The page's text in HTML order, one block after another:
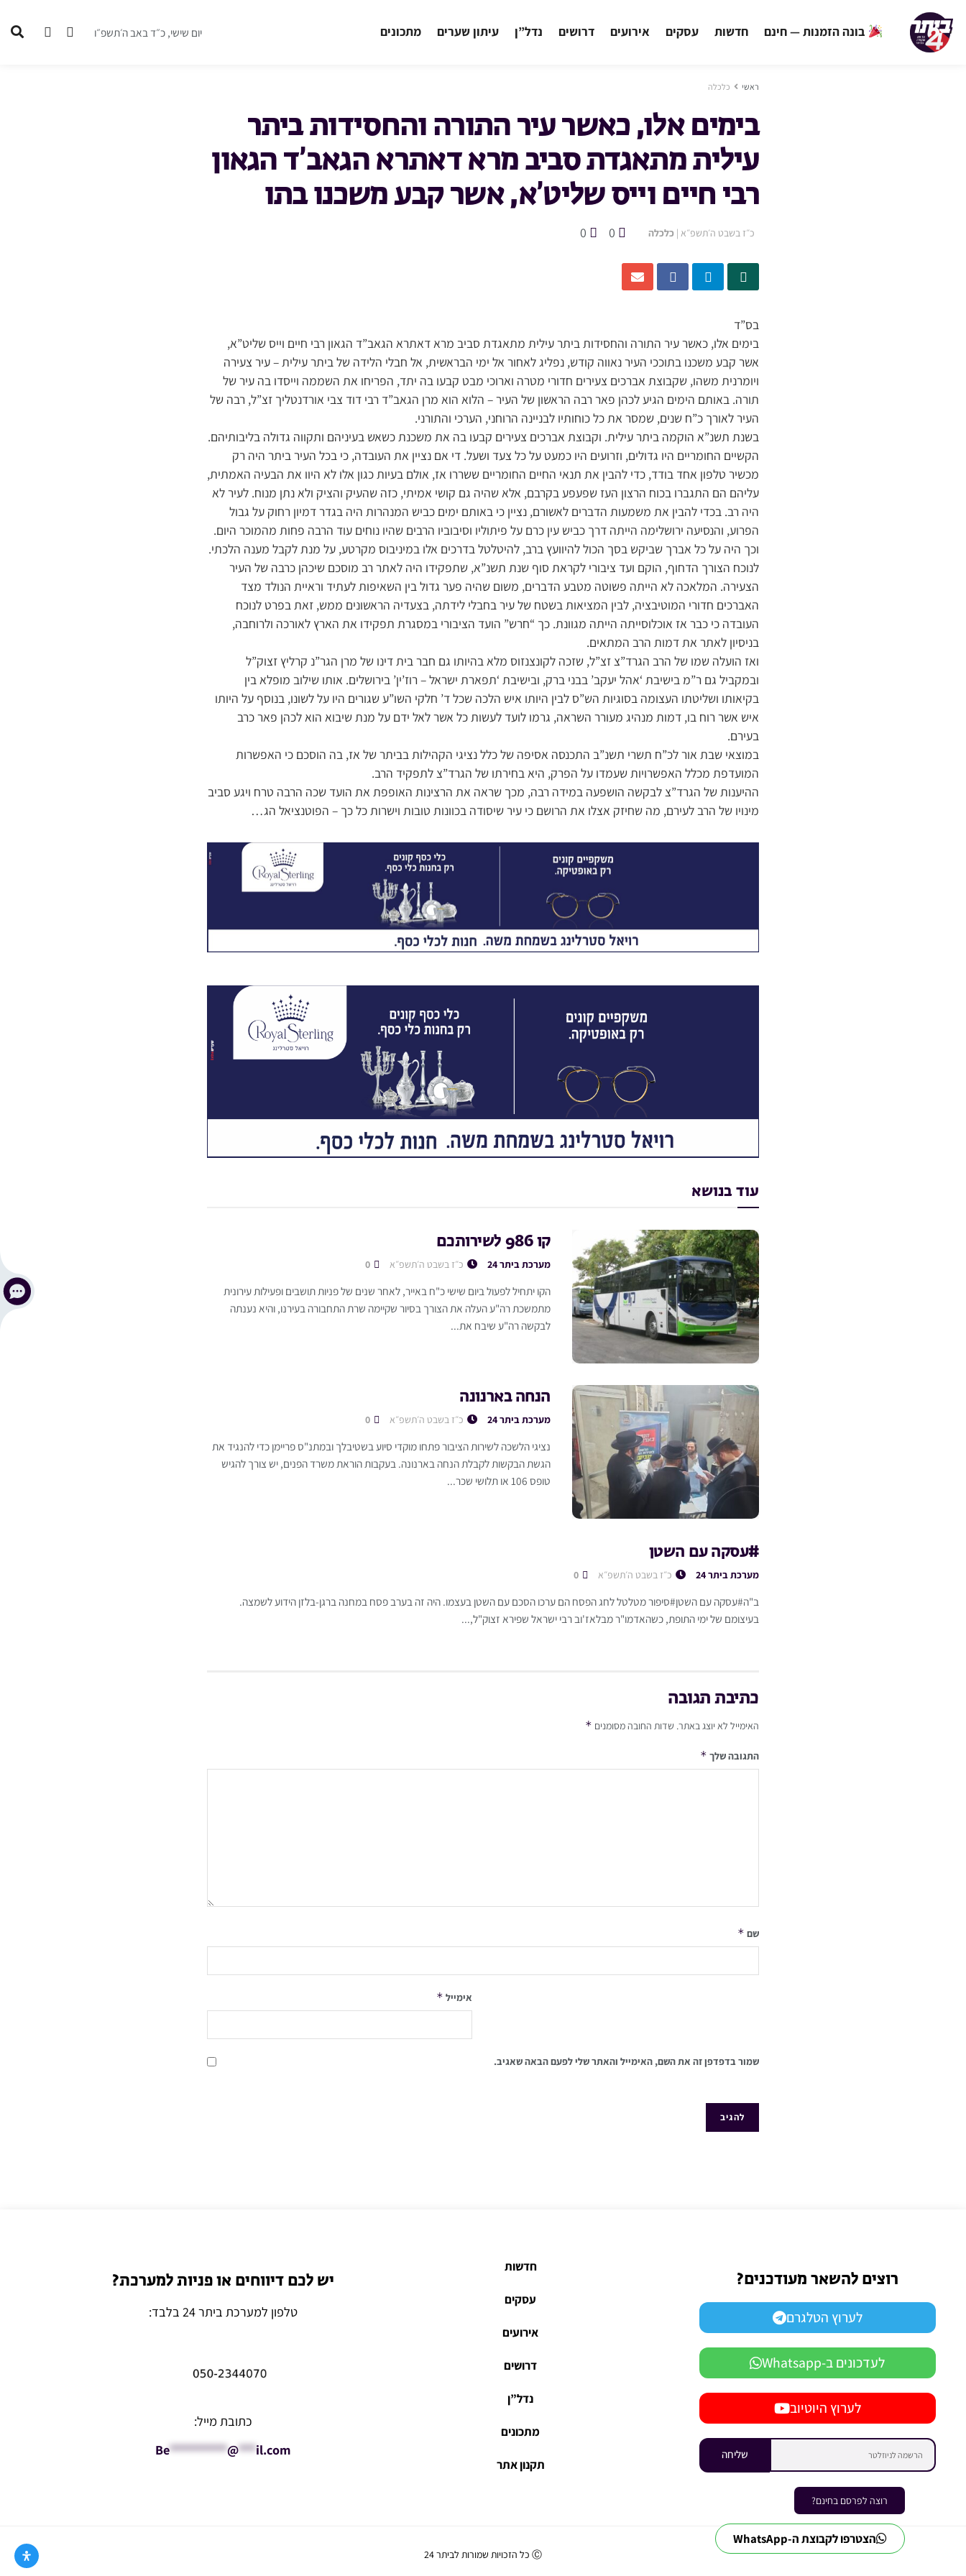
בונה הזמנות — חינם חדשות עסקים אירועים דרושים נדל”ן עיתון שערים מתכונים יום שישי, כ״ד באב ה׳תשפ״ו
ראשי כלכלה
בימים אלו, כאשר עיר התורה והחסידות ביתר
עילית מתאגדת סביב מרא דאתרא הגאב’ד הגאון
רבי חיים וייס שליט’א, אשר קבע משכנו בתו
כ״ז בשבט ה׳תשפ״א | כלכלה 0
0
בס”ד
בימים אלו, כאשר עיר התורה והחסידות ביתר עילית מתאגדת סביב מרא דאתרא הגאב”ד הגאון רבי חיים וייס שליט”א,
אשר קבע משכנו בתוככי העיר נאווה קודש, נפליג לאחור אל ימי הבראשית, אל חבלי הלידה של ביתר עילית – עיר צעירה
ויומרנית משהו, שקבוצת אברכים צעירים חדורי מטרה וארוכי מבט קבעו בה יתד, הפריחו את השממה וייסדו בה עיר של
תורה. באותם הימים הגיע לכהן פאר רבה הראשון של העיר – הלוא הוא מרן הגאב”ד רבי דוד צבי אורדנטליך זצ”ל, רבה של
העיר לאורך כ”ח שנים, שמסר את כל כוחותיו לבניינה הרוחני, הערכי והתורני.
בשנת תשנ”א הוקמה ביתר עילית. וקבוצת אברכים צעירים קבעו בה את משכנת כשאש בעיניהם ותקווה גדולה בליבותיהם.
הקשיים החומריים היו גדולים, וזרועים היו כמעט על כל צעד ושעל. די אם נציין את העובדה, כי בכל העיר ביתר היה רק
מכשיר טלפון אחד בודד, כדי להבין את תנאי החיים החומריים ששררו אז, אולם בעיות כגון אלו לא היוו את הבעיה האמתית,
עליהם הם התגברו בכוח הרצון העז שפעפע בקרבם, אלא שהיה גם קושי אמיתי, כזה שהעיק והציק ולא נתן מנוח. לעיר לא
היה רב. בכדי להבין את משמעות הדברים לאשורם, נציין כי באותם ימים כביש המנהרות היה בגדר דמיון רחוק על גבול
הפרוע, והנסיעה ירושלימה הייתה דרך כביש עין כרם על פיתוליו וסיבוביו הרבים שהיו נוחים עוד הרבה פחות מהמוכר היום.
וכך היה על כל אברך שביקש בסך הכול להיוועץ ברב, להיטלטל בדרכים אלו במיניבוס מקרטע, על מנת לקבל מענה הלכתי.
לנוכח הצורך הדחוף, הוקם ועד ציבורי לקראת סוף שנת תשנ”א, שתפקידו היה לאתר רב מוסכם שיכהן כרבה של העיר
הצעירה. המלאכה לא הייתה פשוטה מטבע הדברים, משום שהיה פער גדול בין השאיפות לעתיד וראיית הנולד מצד
האברכים חדורי המוטיבציה, לבין המציאות בשטח של עיר בחבלי לידתה, בצעדיה הראשונים ממש, זאת בפרט לנוכח
העובדה כי כבר אז אוכלוסייתה הייתה מגוונת. כך “חרש” הועד הציבורי במסגרת תפקידו את הארץ לאורכה ולרוחבה,
בניסיון לאתר את דמות הרב המתאים.
ואז הועלה שמו של הרב הגרד”צ זצ”ל, שזכה לקונצנזוס מלא בהיותו גם חבר בית דינו של מרן הגר”נ קרליץ זצוק”ל
ובמקביל גם ר”מ בישיבת ‘אהל יעקב’ בבני ברק, ובישיבת ‘תפארת ישראל – רוז’ין’ בירושלים. אותו שילוב מופלא בין
בקיאותו ושליטתו העצומה בסוגיות הש”ס לבין היותו איש הלכה שכל ד’ חלקי השו”ע שגורים היו על לשונו, בנוסף על היותו
איש אשר רוח בו, דמות מנהיג מעורר השראה, גרמו לועד לעשות כל אשר לאל ידם על מנת שיבוא הוא לכהן פאר כרב
בעירם.
במוצאי שבת אור לכ”ח תשרי תשנ”ב התכנסה אסיפה של כלל נציגי הקהילות בביתר של אז, בה הוסכם כי האפשרות
המועדפת מכלל האפשרויות שעמדו על הפרק, היא בחירתו של הגרד”צ לתפקיד הרב.
ההיענות של הגרד”צ לבקשה הושפעה במידה רבה, מכך שראה את הרצינות האופפת את הועד שכה הרבה טרח ויגע סביב
מינויו של הרב לעירם, מה שחיזק אצלו את הרושם כי עיר שיסודה בכוונות טובות וישרות כל כך – הפוטנציאל הג…
עוד בנושא
קו 986 לשירותכם
מערכת ביתר 24 כ״ז בשבט ה׳תשפ״א
הקו יתחיל לפעול ביום שישי כ"ח באייר, לאחר שנים של פניות תושבים ופעילות עירונית
מתמשכת רה"ע העלה את הצורך בסיור שקיימה שרת התחבורה בעירנו, והיא נענתה
לבקשה רה"ע שיבח את...
הנחה בארנונה
מערכת ביתר 24 כ״ז בשבט ה׳תשפ״א
נציגי הלשכה לשירות הציבור פתחו מוקדי סיוע בשטיבלך ובמתנ"ס פריימן כדי להנגיד את
הגשת הבקשות לקבלת הנחה בארנונה. בעקבות הוראת משרד הפנים, יש צורך להגיש
טופס 106 או תלושי שכר...
#עסקה עם השטן
מערכת ביתר 24 כ״ז בשבט ה׳תשפ״א
ב"ה#עסקה עם השטן#סיפור מטלטל לחג הפסח הם ערכו הסכם עם השטן בעצמו. היה זה בערב פסח במחנה ברגן-בלזן הידוע לשמצה.
בעיצומם של ימי התופת, כשהאדמו"ר מבלאז'וב רבי ישראל שפירא זצוק"ל,...
כתיבת תגובה
האימייל לא יוצג באתר. שדות החובה מסומנים *
התגובה שלך *
שם *
אימייל *
שמור בדפדפן זה את השם, האימייל והאתר שלי לפעם הבאה שאגיב.
הצטרפו לקבוצת ה-WhatsApp
רוצה לפרסם בחינם?
רוצים להשאר מעודכנים?
לערוץ הטלגרם
לעדכונים ב-Whatsapp
לערוץ היוטיוב
שליחה
חדשות
עסקים
אירועים
דרושים
נדל”ן
מתכונים
תקנון אתר
יש לכם דיווחים או פניות למערכת?
טלפון למערכת ביתר 24 בלבד:
כתובת מייל:
Be**********@***il.com
Ⓒ כל הזכויות שמורות לביתר 24